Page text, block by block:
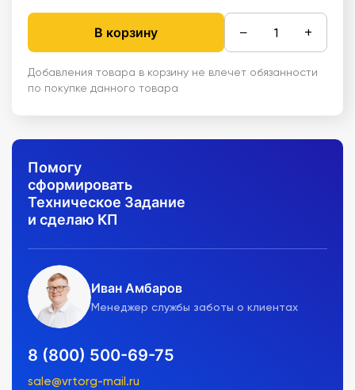
В корзину − +
Добавления товара в корзину не влечет обязанности
по покупке данного товара
Помогу
сформировать
Техническое Задание
и сделаю КП
Иван Амбаров
Менеджер службы заботы о клиентах
8 (800) 500-69-75
sale@vrtorg-mail.ru